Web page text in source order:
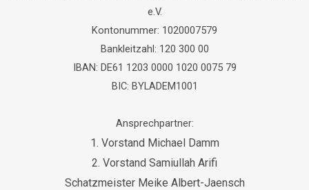
e.V.
Kontonummer: 1020007579
Bankleitzahl: 120 300 00
IBAN: DE61 1203 0000 1020 0075 79
BIC: BYLADEM1001
Ansprechpartner:
1. Vorstand Michael Damm
2. Vorstand Samiullah Arifi
Schatzmeister Meike Albert-Jaensch